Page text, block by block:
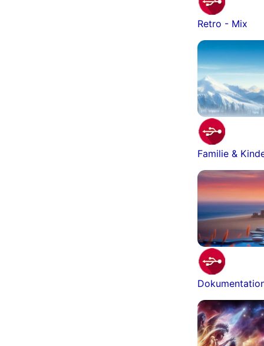
Retro - Mix
Familie &